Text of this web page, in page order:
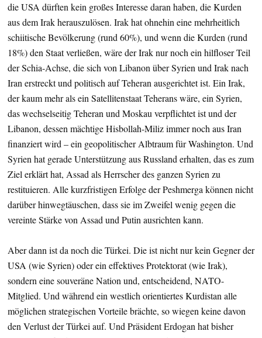
die USA dürften kein großes Interesse daran haben, die Kurden
aus dem Irak herauszulösen. Irak hat ohnehin eine mehrheitlich
schiitische Bevölkerung (rund 60%), und wenn die Kurden (rund
18%) den Staat verließen, wäre der Irak nur noch ein hilfloser Teil
der Schia-Achse, die sich von Libanon über Syrien und Irak nach
Iran erstreckt und politisch auf Teheran ausgerichtet ist. Ein Irak,
der kaum mehr als ein Satellitenstaat Teherans wäre, ein Syrien,
das wechselseitig Teheran und Moskau verpflichtet ist und der
Libanon, dessen mächtige Hisbollah-Miliz immer noch aus Iran
finanziert wird – ein geopolitischer Albtraum für Washington. Und
Syrien hat gerade Unterstützung aus Russland erhalten, das es zum
Ziel erklärt hat, Assad als Herrscher des ganzen Syrien zu
restituieren. Alle kurzfristigen Erfolge der Peshmerga können nicht
darüber hinwegtäuschen, dass sie im Zweifel wenig gegen die
vereinte Stärke von Assad und Putin ausrichten kann.
Aber dann ist da noch die Türkei. Die ist nicht nur kein Gegner der
USA (wie Syrien) oder ein effektives Protektorat (wie Irak),
sondern eine souveräne Nation und, entscheidend, NATO-
Mitglied. Und während ein westlich orientiertes Kurdistan alle
möglichen strategischen Vorteile brächte, so wiegen keine davon
den Verlust der Türkei auf. Und Präsident Erdogan hat bisher